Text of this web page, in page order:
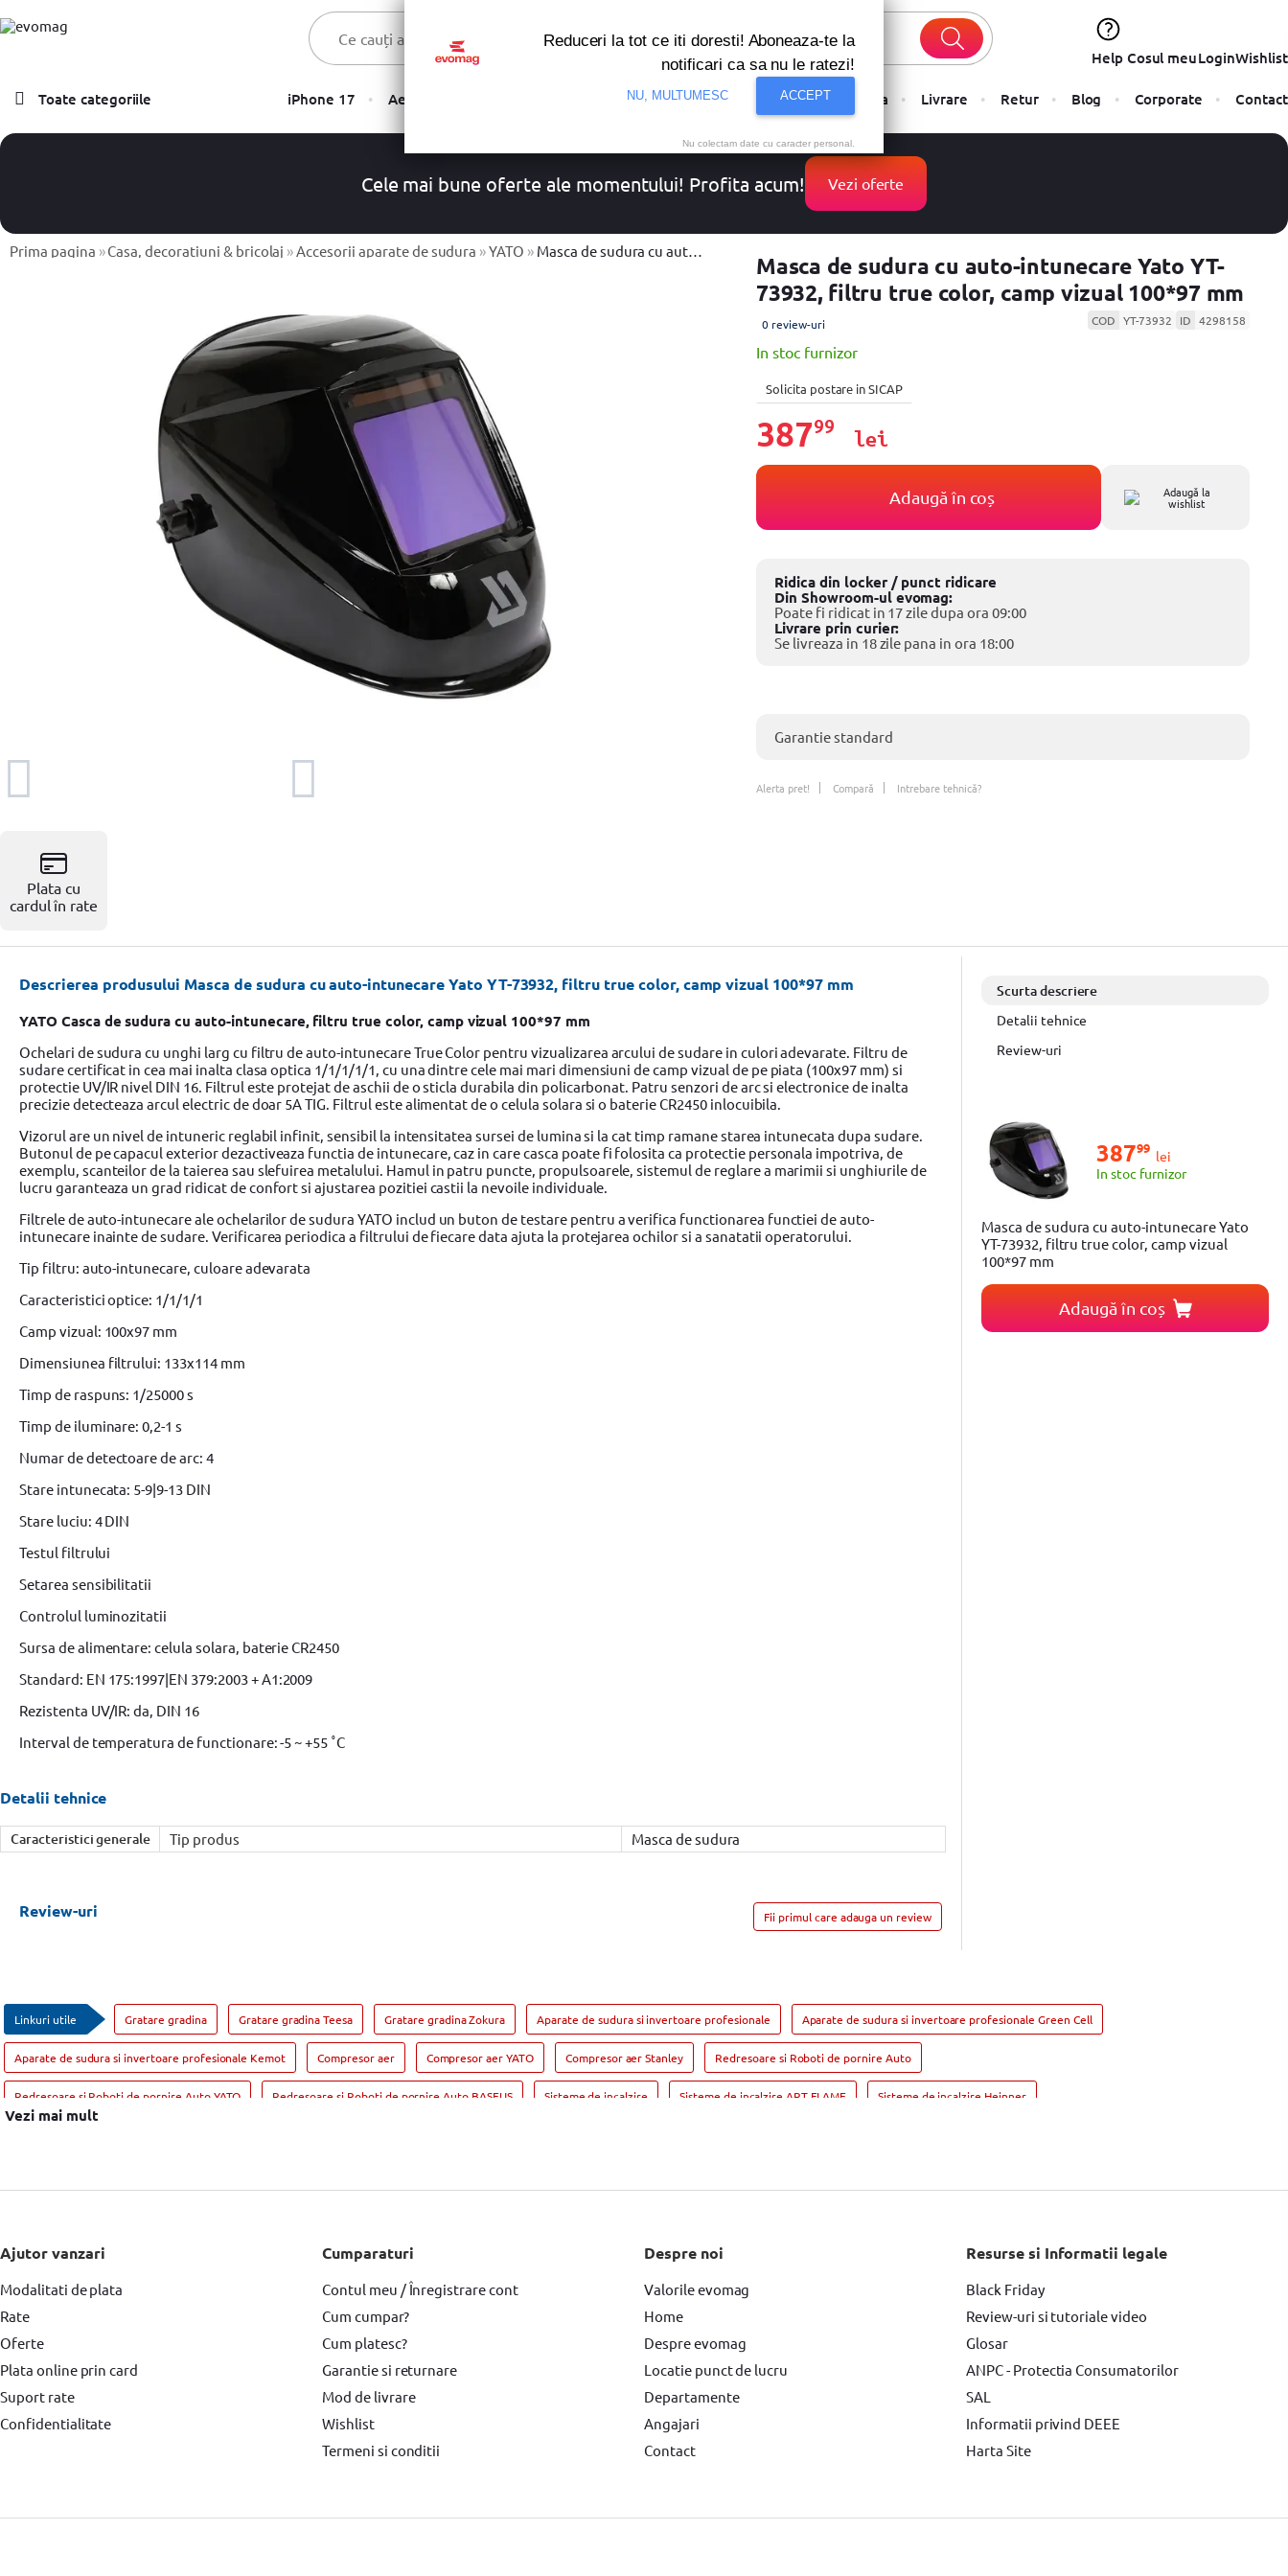
Help Cosul meuLoginWishlist
Toate categoriile
Laptopuri
Componente PC & Gaming
Resigilate
iPhone 17 Aer Conditionat Oferte Resigilate Solutii de Plata Livrare Retur Blog Corporate Contact
Cele mai bune oferte ale momentului! Profita acum! Vezi oferte
Prima pagina »Casa, decoratiuni & bricolaj »Accesorii aparate de sudura »YATO » Masca de sudura cu auto-intunecare Yato YT-73932, filtru true color, camp vizual 100*97 mm
Plata cu
cardul în rate
Masca de sudura cu auto-intunecare Yato YT-
73932, filtru true color, camp vizual 100*97 mm
0 review-uri COD YT-73932 ID 4298158
In stoc furnizor
Solicita postare in SICAP
38799
lei
Adaugă în coș Adaugă la
wishlist
Ridica din locker / punct ridicare
Din Showroom-ul evomag:
Poate fi ridicat in 17 zile dupa ora 09:00
Livrare prin curier:
Se livreaza in 18 zile pana in ora 18:00
Garantie standard
Alerta pret! Compară Intrebare tehnică?
Scurta descriere
Detalii tehnice
Review-uri
38799 lei
In stoc furnizor
Masca de sudura cu auto-intunecare Yato
YT-73932, filtru true color, camp vizual
100*97 mm
Adaugă în coș
Descrierea produsului Masca de sudura cu auto-intunecare Yato YT-73932, filtru true color, camp vizual 100*97 mm
YATO Casca de sudura cu auto-intunecare, filtru true color, camp vizual 100*97 mm
Ochelari de sudura cu unghi larg cu filtru de auto-intunecare True Color pentru vizualizarea arcului de sudare in culori adevarate. Filtru de
sudare certificat in cea mai inalta clasa optica 1/1/1/1/1, cu una dintre cele mai mari dimensiuni de camp vizual de pe piata (100x97 mm) si
protectie UV/IR nivel DIN 16. Filtrul este protejat de aschii de o sticla durabila din policarbonat. Patru senzori de arc si electronice de inalta
precizie detecteaza arcul electric de doar 5A TIG. Filtrul este alimentat de o celula solara si o baterie CR2450 inlocuibila.
Vizorul are un nivel de intuneric reglabil infinit, sensibil la intensitatea sursei de lumina si la cat timp ramane starea intunecata dupa sudare.
Butonul de pe capacul exterior dezactiveaza functia de intunecare, caz in care casca poate fi folosita ca protectie personala impotriva, de
exemplu, scanteilor de la taierea sau slefuirea metalului. Hamul in patru puncte, propulsoarele, sistemul de reglare a marimii si unghiurile de
lucru garanteaza un grad ridicat de confort si ajustarea pozitiei castii la nevoile individuale.
Filtrele de auto-intunecare ale ochelarilor de sudura YATO includ un buton de testare pentru a verifica functionarea functiei de auto-
intunecare inainte de sudare. Verificarea periodica a filtrului de fiecare data ajuta la protejarea ochilor si a sanatatii operatorului.
Tip filtru: auto-intunecare, culoare adevarata
Caracteristici optice: 1/1/1/1
Camp vizual: 100x97 mm
Dimensiunea filtrului: 133x114 mm
Timp de raspuns: 1/25000 s
Timp de iluminare: 0,2-1 s
Numar de detectoare de arc: 4
Stare intunecata: 5-9|9-13 DIN
Stare luciu: 4 DIN
Testul filtrului
Setarea sensibilitatii
Controlul luminozitatii
Sursa de alimentare: celula solara, baterie CR2450
Standard: EN 175:1997|EN 379:2003 + A1:2009
Rezistenta UV/IR: da, DIN 16
Interval de temperatura de functionare: -5 ~ +55 ˚C
Detalii tehnice
Caracteristici generale Tip produs Masca de sudura
Fii primul care adauga un review
Review-uri
Linkuri utile Gratare gradina Gratare gradina Teesa Gratare gradina Zokura Aparate de sudura si invertoare profesionale Aparate de sudura si invertoare profesionale Green Cell
Aparate de sudura si invertoare profesionale Kemot Compresor aer Compresor aer YATO Compresor aer Stanley Redresoare si Roboti de pornire Auto
Redresoare si Roboti de pornire Auto YATO Redresoare si Roboti de pornire Auto BASEUS Sisteme de incalzire Sisteme de incalzire ART FLAME Sisteme de incalzire Heinner
Vezi mai mult
Ajutor vanzari
Modalitati de plata
Rate
Oferte
Plata online prin card
Suport rate
Confidentialitate
Cumparaturi
Contul meu / Înregistrare cont
Cum cumpar?
Cum platesc?
Garantie si returnare
Mod de livrare
Wishlist
Termeni si conditii
Despre noi
Valorile evomag
Home
Despre evomag
Locatie punct de lucru
Departamente
Angajari
Contact
Resurse si Informatii legale
Black Friday
Review-uri si tutoriale video
Glosar
ANPC - Protectia Consumatorilor
SAL
Informatii privind DEEE
Harta Site
Reduceri la tot ce iti doresti! Aboneaza-te la
notificari ca sa nu le ratezi!
NU, MULTUMESC ACCEPT
Nu colectam date cu caracter personal.